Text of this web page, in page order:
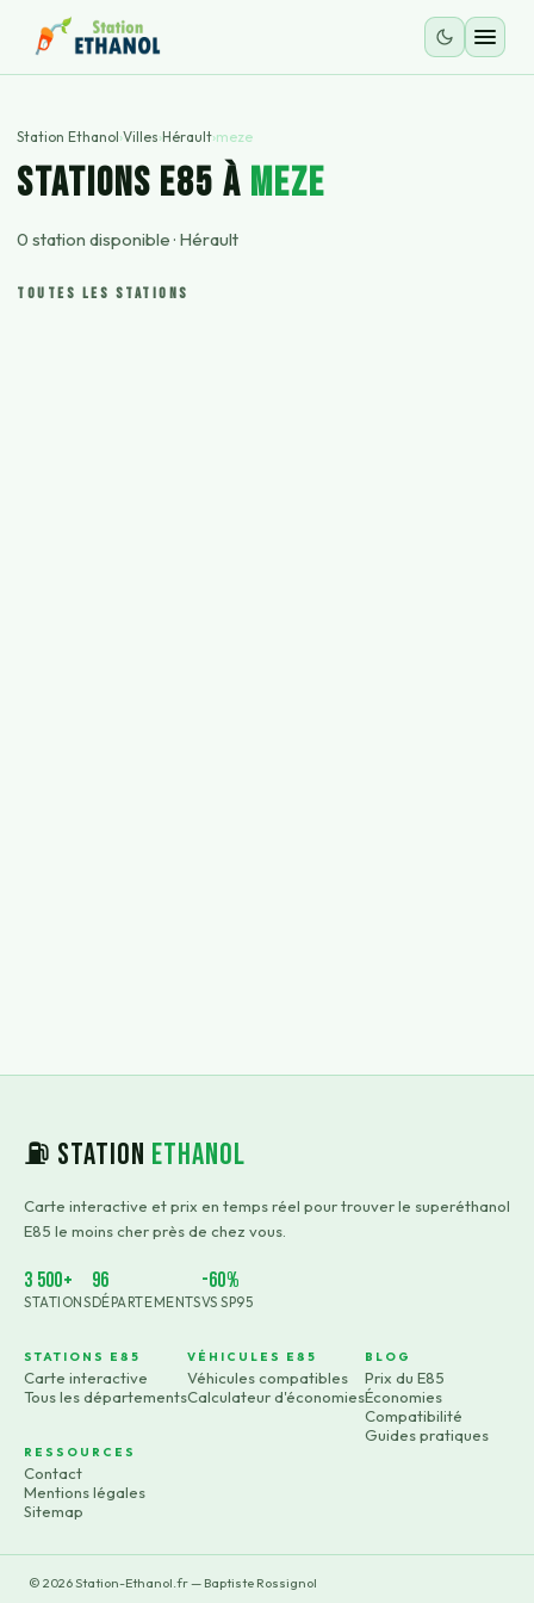
Station Ethanol›Villes›Hérault›meze
STATIONS E85 À meze
0 station disponible · Hérault
TOUTES LES STATIONS
⛽ Station Ethanol
Carte interactive et prix en temps réel pour trouver le superéthanol
E85 le moins cher près de chez vous.
3 500+
STATIONS
96
DÉPARTEMENTS
-60%
VS SP95
STATIONS E85
Carte interactive
Tous les départements
VÉHICULES E85
Véhicules compatibles
Calculateur d'économies
BLOG
Prix du E85
Économies
Compatibilité
Guides pratiques
RESSOURCES
Contact
Mentions légales
Sitemap
© 2026Station-Ethanol.fr — Baptiste Rossignol